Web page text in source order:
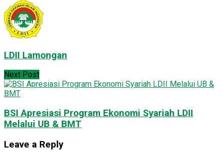
LDII Lamongan
Next Post
BSI Apresiasi Program Ekonomi Syariah LDII
Melalui UB & BMT
Leave a Reply